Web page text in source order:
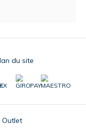
Outlet
du site